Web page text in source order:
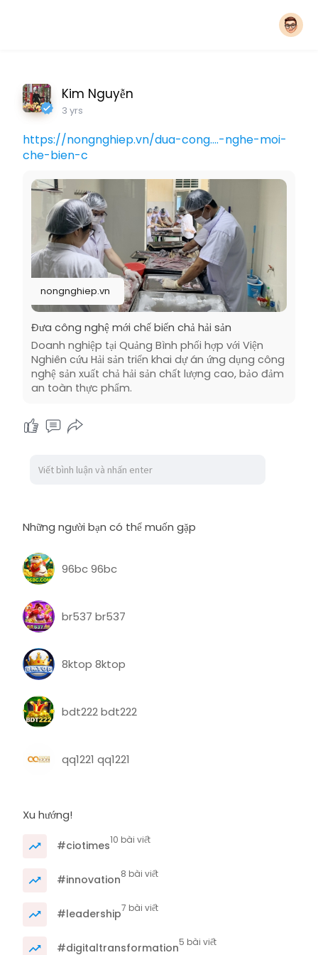
Kim Nguyễn
3 yrs
https://nongnghiep.vn/dua-cong....-nghe-moi-
che-bien-c
nongnghiep.vn
Đưa công nghệ mới chế biến chả hải sản
Doanh nghiệp tại Quảng Bình phối hợp với Viện
Nghiên cứu Hải sản triển khai dự án ứng dụng công
nghệ sản xuất chả hải sản chất lượng cao, bảo đảm
an toàn thực phẩm.
Những người bạn có thể muốn gặp
96bc 96bc
br537 br537
8ktop 8ktop
bdt222 bdt222
qq1221 qq1221
Xu hướng!
#ciotimes10 bài viết
#innovation8 bài viết
#leadership7 bài viết
#digitaltransformation5 bài viết